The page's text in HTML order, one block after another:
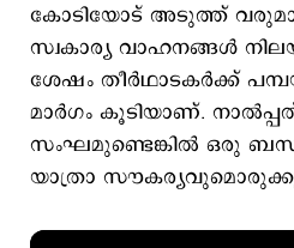
കോടിയോട് അടുത്ത്
സ്വകാര്യ വാഹനങ്ങള്‍
ശേഷം തീര്‍‌ഥാടകര്‍ക്ക്
മാര്‍ഗം കൂടിയാണ്.
സംഘമുണ്ടെങ്കില്‍ ഒരു
യാത്രാ